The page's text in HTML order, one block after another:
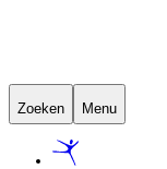
Zoeken Menu